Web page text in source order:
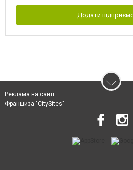
Додати
Реклама на сайті
Франшиза "CitySites"